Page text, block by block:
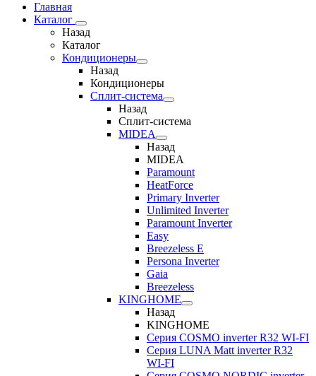
Главная
Каталог
Назад
Каталог
Кондиционеры
Назад
Кондиционеры
Сплит-система
Назад
Сплит-система
MIDEA
Назад
MIDEA
Paramount
HeatForce
Primary Inverter
Unlimited Inverter
Paramount Inverter
Easy
Breezeless E
Persona Inverter
Gaia
Breezeless
KINGHOME
Назад
KINGHOME
Серия COSMO inverter R32 WI-FI
Серия LUNA Matt inverter R32
WI-FI